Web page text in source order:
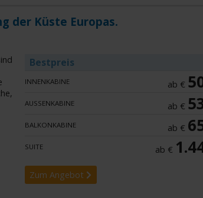
der Küste Europas.
Bestpreis
INNENKABINE ab €
AUSSENKABINE ab €
BALKONKABINE ab €
SUITE ab €
Zum Angebot